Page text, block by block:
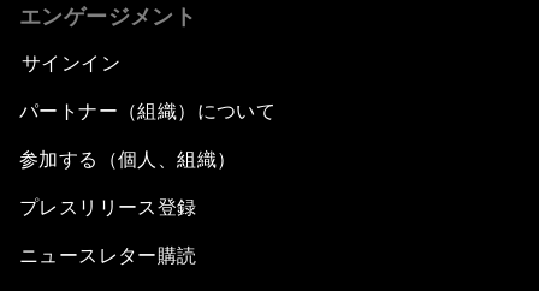
エンゲージメント
サインイン
パートナー（組織）について
参加する（個人、組織）
プレスリリース登録
ニュースレター購読